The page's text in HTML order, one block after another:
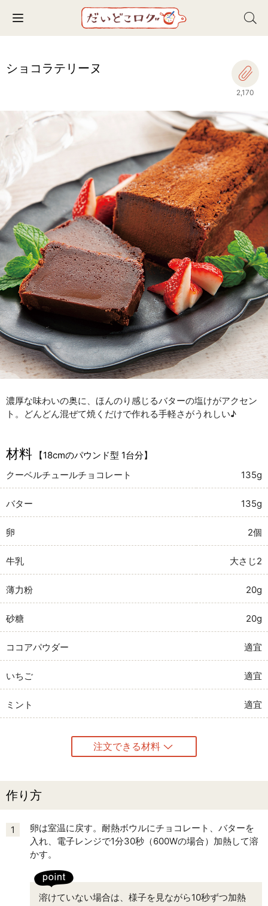
Toggle navigation
ショコラテリーヌ
2,170
濃厚な味わいの奥に、ほんのり感じるバターの塩けがアクセン
ト。どんどん混ぜて焼くだけで作れる手軽さがうれしい♪
材料
【18cmのパウンド型 1台分】
クーベルチュールチョコレート
135g
バター 135g
卵 2個
牛乳 大さじ2
薄力粉 20g
砂糖 20g
ココアパウダー 適宜
いちご 適宜
ミント 適宜
注文できる材料
作り方
1
卵は室温に戻す。耐熱ボウルにチョコレート、バターを
入れ、電子レンジで1分30秒（600Wの場合）加熱して溶
かす。
溶けていない場合は、様子を見ながら10秒ずつ加熱